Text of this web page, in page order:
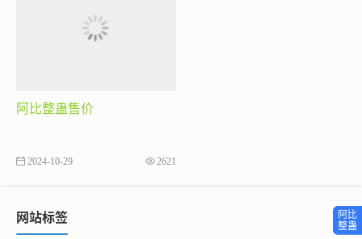
阿比整蛊售价
2024-10-29 2621
网站标签